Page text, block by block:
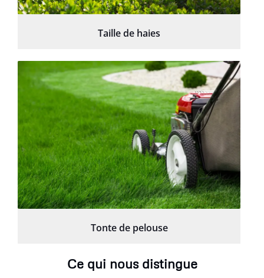
Taille de haies
Tonte de pelouse
Ce qui nous distingue